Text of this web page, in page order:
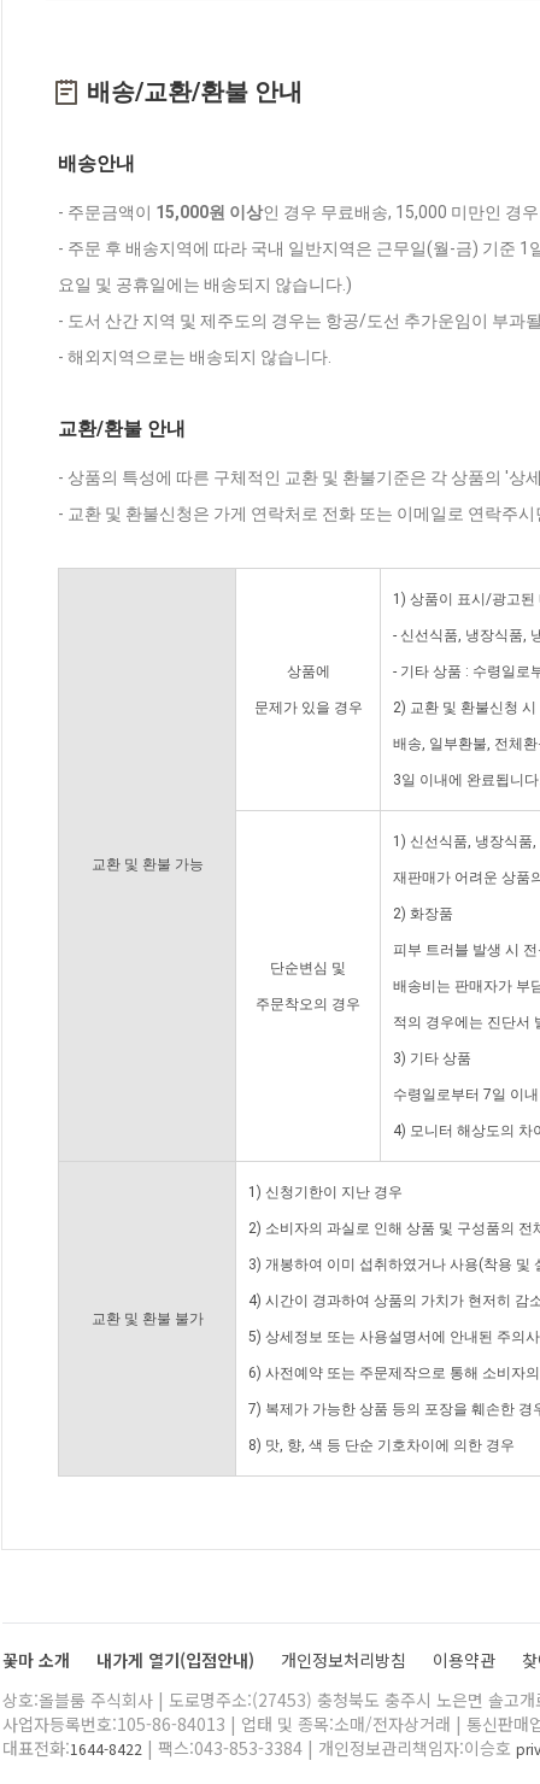
배송/교환/환불 안내
배송안내
- 주문금액이 15,000원 이상인 경우 무료배송, 15,000 미만인 경
- 주문 후 배송지역에 따라 국내 일반지역은 근무일(월-금) 기준
요일 및 공휴일에는 배송되지 않습니다.)
- 도서 산간 지역 및 제주도의 경우는 항공/도선 추가운임이 부과
- 해외지역으로는 배송되지 않습니다.
교환/환불 안내
- 상품의 특성에 따른 구체적인 교환 및 환불기준은 각 상품의 '상
- 교환 및 환불신청은 가게 연락처로 전화 또는 이메일로 연락주
교환 및 환불 가능
상품에
문제가 있을 경우
1) 상품이 표시/광고된
- 신선식품, 냉장식품,
- 기타 상품 : 수령일로
2) 교환 및 환불신청
배송, 일부환불, 전체
3일 이내에 완료됩니
단순변심 및
주문착오의 경우
1) 신선식품, 냉장식품
재판매가 어려운 상품
2) 화장품
피부 트러블 발생 시
배송비는 판매자가 부
적의 경우에는 진단서
3) 기타 상품
수령일로부터 7일 이
4) 모니터 해상도의 차
교환 및 환불 불가
1) 신청기한이 지난 경우
2) 소비자의 과실로 인해 상품 및 구성품의
3) 개봉하여 이미 섭취하였거나 사용(착용 및
4) 시간이 경과하여 상품의 가치가 현저히 감
5) 상세정보 또는 사용설명서에 안내된 주의
6) 사전예약 또는 주문제작으로 통해 소비자
7) 복제가 가능한 상품 등의 포장을 훼손한 경
8) 맛, 향, 색 등 단순 기호차이에 의한 경우
꽃마 소개 내가게 열기(입점안내) 개인정보처리방침 이용약관
상호:올블룸 주식회사 | 도로명주소:(27453) 충청북도 충주시 노은면 솔고
사업자등록번호:105-86-84013 | 업태 및 종목:소매/전자상거래 | 통신판매
대표전화:1644-8422 | 팩스:043-853-3384 | 개인정보관리책임자:이승호